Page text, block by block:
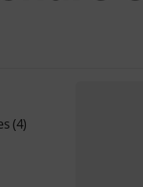
(4)